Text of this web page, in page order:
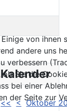
Kalender
<< <
Oktober
von ihnen
andere uns
verbessern
ob Sie die
bei einer
der Seite zur